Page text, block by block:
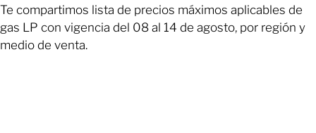
Te compartimos lista de precios máximos aplicables de
gas LP con vigencia del 08 al 14 de agosto, por región y
medio de venta.